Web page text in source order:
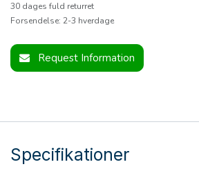
30 dages fuld returret
Forsendelse: 2-3 hverdage
Request Information
Specifikationer